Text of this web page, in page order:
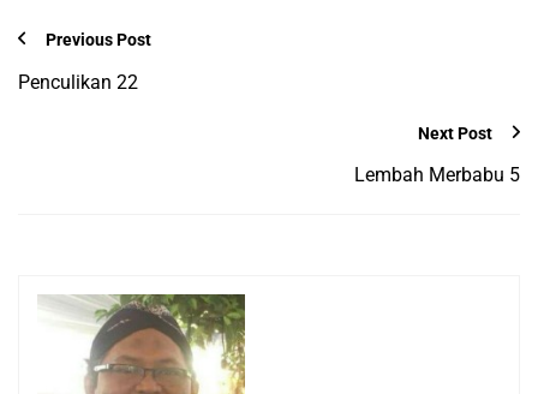
Previous Post
Penculikan 22
Next Post
Lembah Merbabu 5